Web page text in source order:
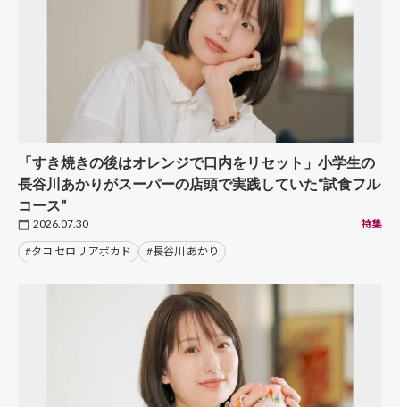
「すき焼きの後はオレンジで口内をリセット」小学生の
長谷川あかりがスーパーの店頭で実践していた“試食フル
コース”
2026.07.30 特集
#タコ セロリ アボカド #長谷川 あかり